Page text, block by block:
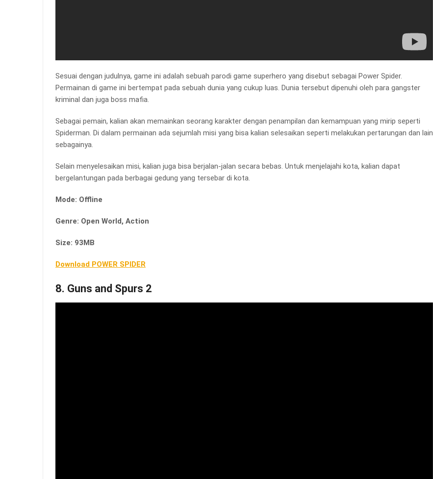
Sesuai dengan judulnya, game ini adalah sebuah parodi game superhero yang disebut sebagai Power Spider.
Permainan di game ini bertempat pada sebuah dunia yang cukup luas. Dunia tersebut dipenuhi oleh para gangster
kriminal dan juga boss mafia.
Sebagai pemain, kalian akan memainkan seorang karakter dengan penampilan dan kemampuan yang mirip seperti
Spiderman. Di dalam permainan ada sejumlah misi yang bisa kalian selesaikan seperti melakukan pertarungan dan lain
sebagainya.
Selain menyelesaikan misi, kalian juga bisa berjalan-jalan secara bebas. Untuk menjelajahi kota, kalian dapat
bergelantungan pada berbagai gedung yang tersebar di kota.
Mode: Offline
Genre: Open World, Action
Size: 93MB
Download POWER SPIDER
8. Guns and Spurs 2